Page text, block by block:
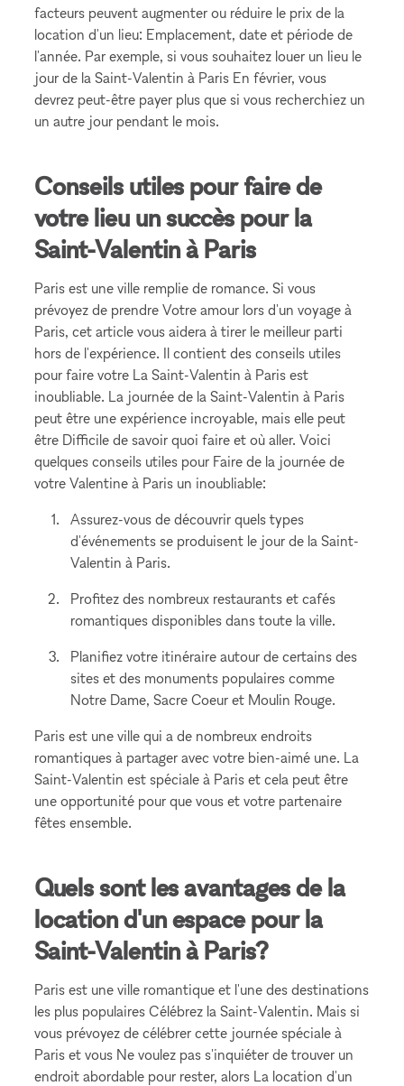
facteurs peuvent augmenter ou réduire le prix de la
location d'un lieu: Emplacement, date et période de
l'année. Par exemple, si vous souhaitez louer un lieu le
jour de la Saint-Valentin à Paris En février, vous
devrez peut-être payer plus que si vous recherchiez un
un autre jour pendant le mois.
Conseils utiles pour faire de
votre lieu un succès pour la
Saint-Valentin à Paris
Paris est une ville remplie de romance. Si vous
prévoyez de prendre Votre amour lors d'un voyage à
Paris, cet article vous aidera à tirer le meilleur parti
hors de l'expérience. Il contient des conseils utiles
pour faire votre La Saint-Valentin à Paris est
inoubliable. La journée de la Saint-Valentin à Paris
peut être une expérience incroyable, mais elle peut
être Difficile de savoir quoi faire et où aller. Voici
quelques conseils utiles pour Faire de la journée de
votre Valentine à Paris un inoubliable:
Assurez-vous de découvrir quels types
d'événements se produisent le jour de la Saint-
Valentin à Paris.
Profitez des nombreux restaurants et cafés
romantiques disponibles dans toute la ville.
Planifiez votre itinéraire autour de certains des
sites et des monuments populaires comme
Notre Dame, Sacre Coeur et Moulin Rouge.
Paris est une ville qui a de nombreux endroits
romantiques à partager avec votre bien-aimé une. La
Saint-Valentin est spéciale à Paris et cela peut être
une opportunité pour que vous et votre partenaire
fêtes ensemble.
Quels sont les avantages de la
location d'un espace pour la
Saint-Valentin à Paris?
Paris est une ville romantique et l'une des destinations
les plus populaires Célébrez la Saint-Valentin. Mais si
vous prévoyez de célébrer cette journée spéciale à
Paris et vous Ne voulez pas s'inquiéter de trouver un
endroit abordable pour rester, alors La location d'un